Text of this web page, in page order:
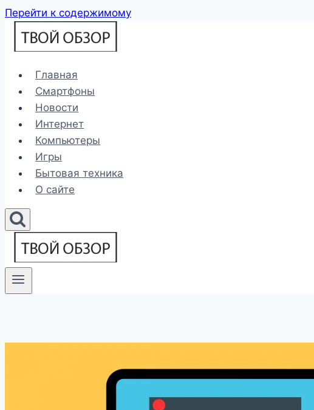
Перейти к содержимому
Главная
Смартфоны
Новости
Интернет
Компьютеры
Игры
Бытовая техника
О сайте